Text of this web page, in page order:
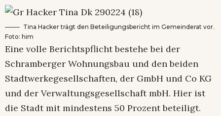
Tina Hacker trägt den Beteiligungsbericht im Gemeinderat vor.
Foto: him
Eine volle Berichtspflicht bestehe bei der
Schramberger Wohnungsbau und den beiden
Stadtwerkegesellschaften, der GmbH und Co KG
und der Verwaltungsgesellschaft mbH. Hier ist
die Stadt mit mindestens 50 Prozent beteiligt.